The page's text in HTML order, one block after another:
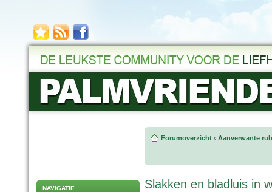
NAVIGATIE
Forumoverzicht ‹ Aanverwante
Slakken en bladluis in